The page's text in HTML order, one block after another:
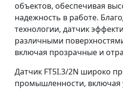
объектов, обеспечивая
надежность в работе.
технологии, датчик
различными
включая прозрачные и
Датчик FT5I.3/2N широко
промышленности, включая